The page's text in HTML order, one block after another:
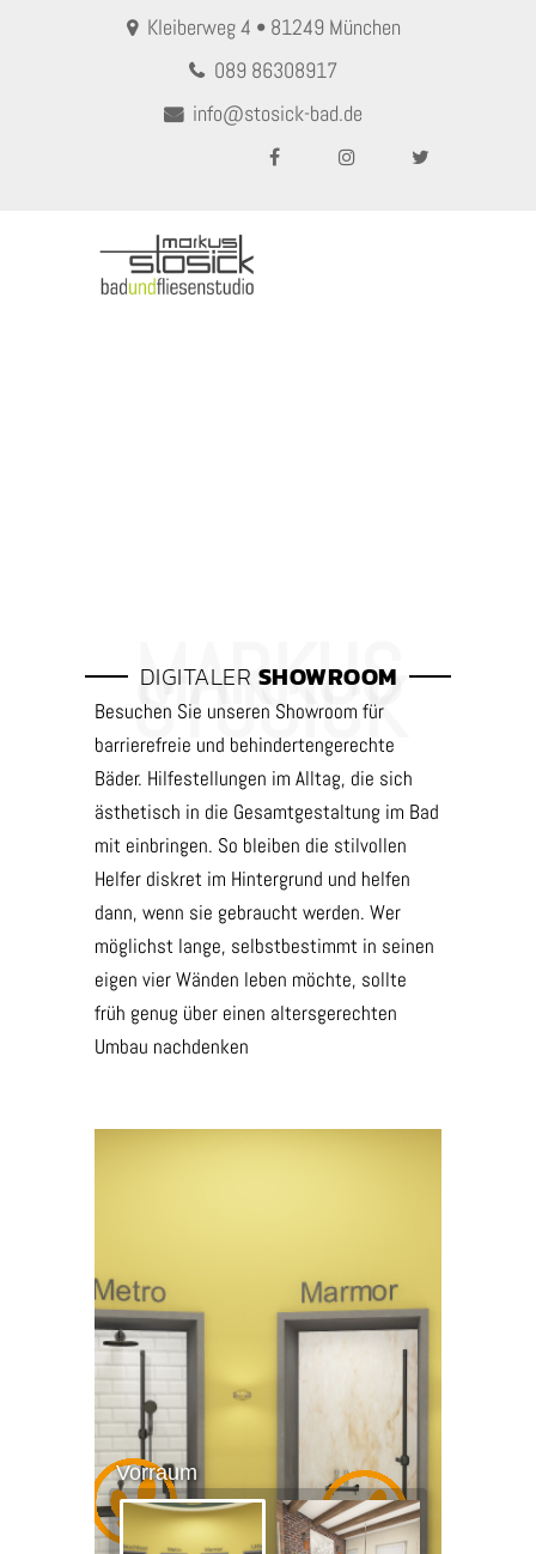
Kleiberweg 4 • 81249 München
089 86308917
info@stosick-bad.de
DIGITALER SHOWROOM
Besuchen Sie unseren Showroom für
barrierefreie und behindertengerechte
Bäder. Hilfestellungen im Alltag, die sich
ästhetisch in die Gesamtgestaltung im Bad
mit einbringen. So bleiben die stilvollen
Helfer diskret im Hintergrund und helfen
dann, wenn sie gebraucht werden. Wer
möglichst lange, selbstbestimmt in seinen
eigen vier Wänden leben möchte, sollte
früh genug über einen altersgerechten
Umbau nachdenken